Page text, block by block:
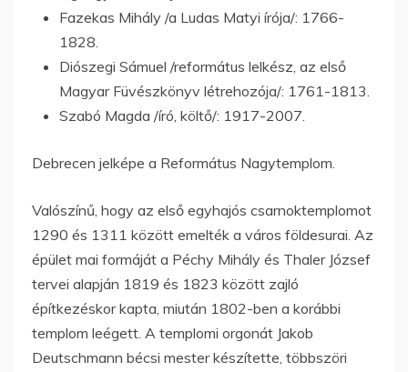
Fazekas Mihály /a Ludas Matyi írója/: 1766-
1828.
Diószegi Sámuel /református lelkész, az első
Magyar Füvészkönyv létrehozója/: 1761-1813.
Szabó Magda /író, költő/: 1917-2007.
Debrecen jelképe a Református Nagytemplom.
Valószínű, hogy az első egyhajós csarnoktemplomot
1290 és 1311 között emelték a város földesurai. Az
épület mai formáját a Péchy Mihály és Thaler József
tervei alapján 1819 és 1823 között zajló
építkezéskor kapta, miután 1802-ben a korábbi
templom leégett. A templomi orgonát Jakob
Deutschmann bécsi mester készítette, többszöri